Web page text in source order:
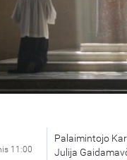
11:00
Palaimintojo
Julija